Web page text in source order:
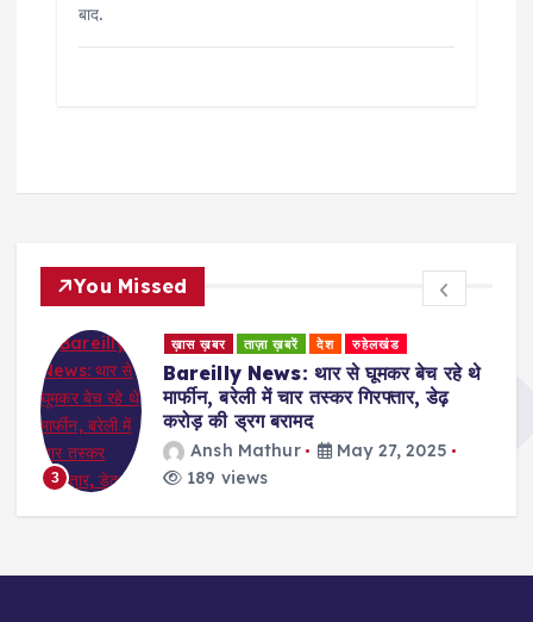
बाद.
You Missed
3
ख़ास ख़बर ताज़ा ख़बरें देश रुहेलखंड
Bareilly News: थार से घूमकर बेच रहे थे
मार्फीन, बरेली में चार तस्कर गिरफ्तार, डेढ़
करोड़ की ड्रग बरामद
Ansh Mathur
May 27, 2025
189 views